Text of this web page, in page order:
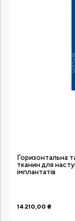
Горизонтальна
тканин для
імплантатів
14 210,00 ₴